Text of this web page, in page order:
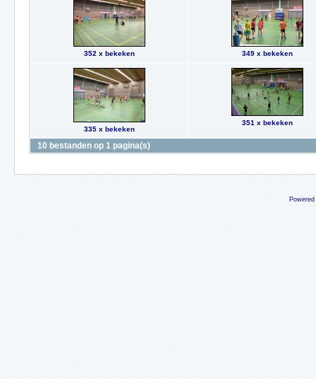
352 x bekeken 349 x bekeken
335 x bekeken
351 x bekeken
10 bestanden op 1 pagina(s)